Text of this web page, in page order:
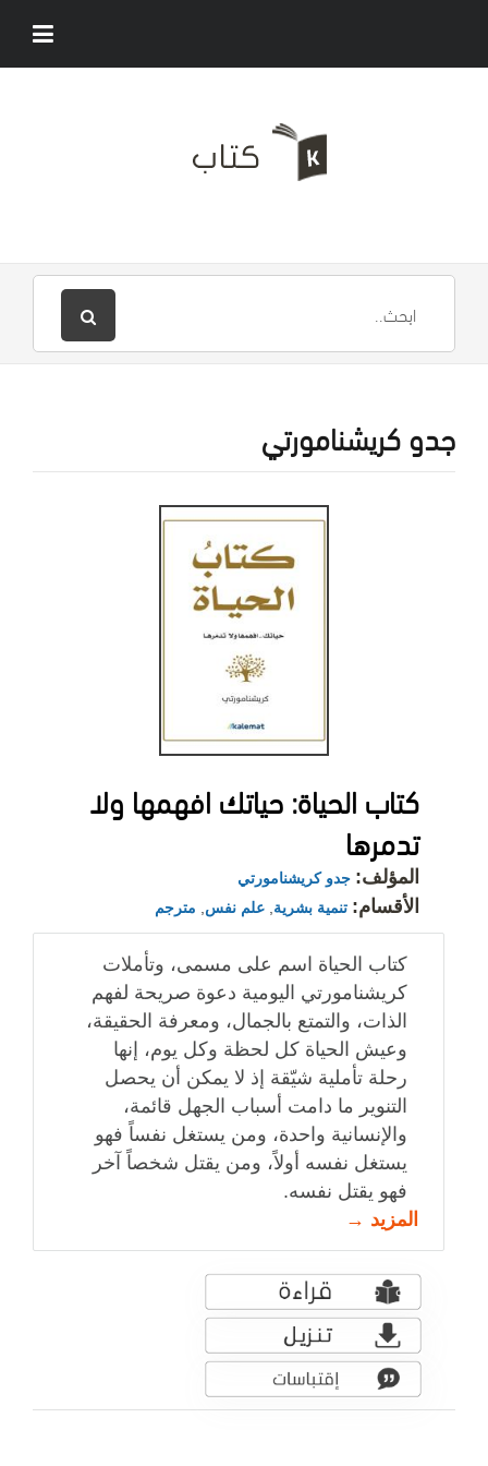
جدو كريشنامورتي
كتاب الحياة: حياتك افهمها ولا
تدمرها
المؤلف: جدو كريشنامورتي
الأقسام: تنمية بشرية علم نفس مترجم
كتاب الحياة اسم على مسمى، وتأملات
كريشنامورتي اليومية دعوة صريحة لفهم
الذات، والتمتع بالجمال، ومعرفة الحقيقة،
وعيش الحياة كل لحظة وكل يوم، إنها
رحلة تأملية شيّقة إذ لا يمكن أن يحصل
التنوير ما دامت أسباب الجهل قائمة،
والإنسانية واحدة، ومن يستغل نفساً فهو
يستغل نفسه أولاً، ومن يقتل شخصاً آخر
فهو يقتل نفسه.
المزيد →